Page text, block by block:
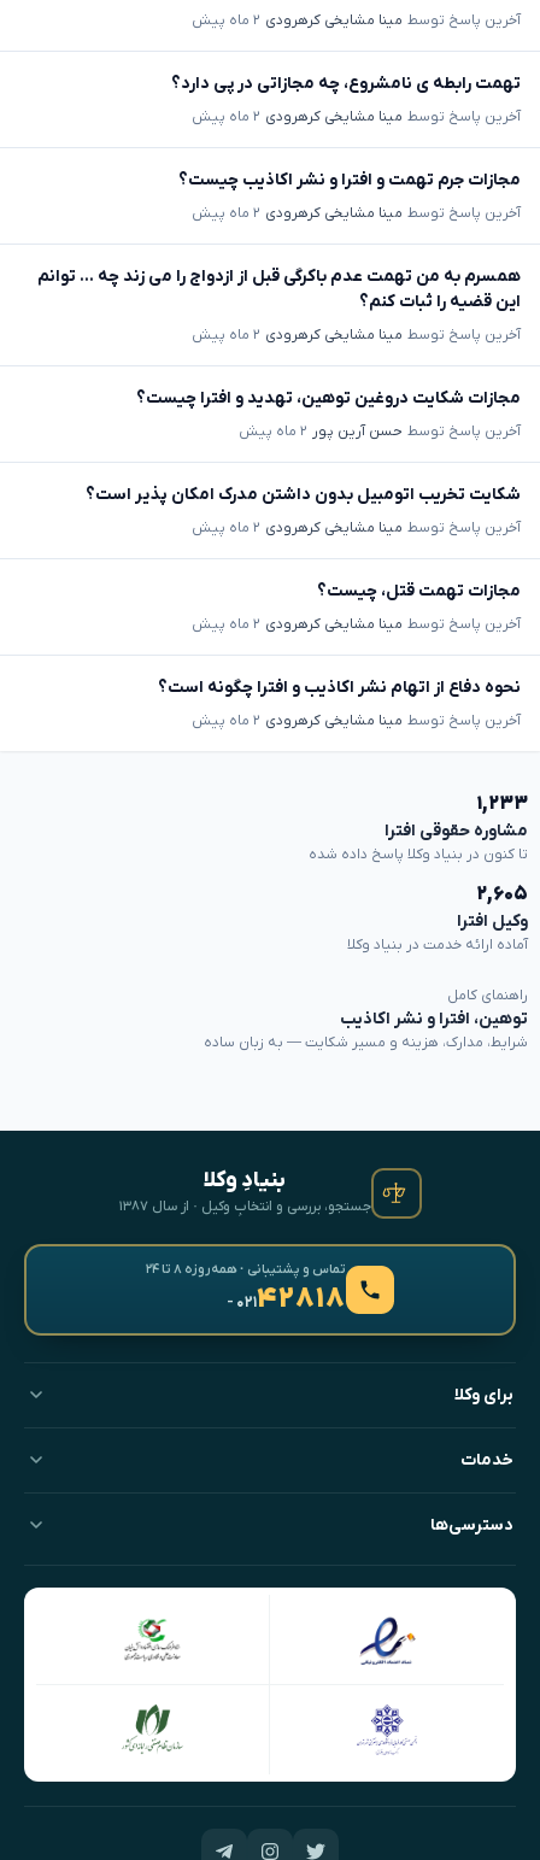
آخرین پاسخ توسط مینا مشایخی کرهرودی ۲ ماه پیش
تهمت رابطه ی نامشروع، چه مجازاتی در پی دارد؟
آخرین پاسخ توسط مینا مشایخی کرهرودی ۲ ماه پیش
مجازات جرم تهمت و افترا و نشر اکاذیب چیست؟
آخرین پاسخ توسط مینا مشایخی کرهرودی ۲ ماه پیش
همسرم به من تهمت عدم باکرگی قبل از ازدواج را می زند چه ... توانم
این قضیه را ثبات کنم؟
آخرین پاسخ توسط مینا مشایخی کرهرودی ۲ ماه پیش
مجازات شکایت دروغین توهین، تهدید و افترا چیست؟
آخرین پاسخ توسط حسن آرین پور ۲ ماه پیش
شکایت تخریب اتومبیل بدون داشتن مدرک امکان پذیر است؟
آخرین پاسخ توسط مینا مشایخی کرهرودی ۲ ماه پیش
مجازات تهمت قتل، چیست؟
آخرین پاسخ توسط مینا مشایخی کرهرودی ۲ ماه پیش
نحوه دفاع از اتهام نشر اکاذیب و افترا چگونه است؟
آخرین پاسخ توسط مینا مشایخی کرهرودی ۲ ماه پیش
۱,۲۳۳
مشاوره حقوقی افترا
تا کنون در بنیاد وکلا پاسخ داده شده
۲,۶۰۵
وکیل افترا
آماده ارائه خدمت در بنیاد وکلا
راهنمای کامل
توهین، افترا و نشر اکاذیب
شرایط، مدارک، هزینه و مسیر شکایت — به زبان ساده
بنیادِ وکلا
جستجو، بررسی و انتخابِ وکیل · از سال ۱۳۸۷
تماس و پشتیبانی · همه‌روزه ۸ تا ۲۴
۴۲۸۱۸- ۰۲۱
برای وکلا
خدمات
دسترسی‌ها